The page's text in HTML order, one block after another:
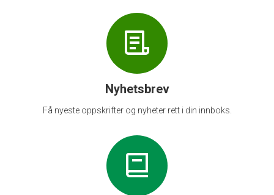
Nyhetsbrev
Få nyeste oppskrifter og nyheter rett i din innboks.